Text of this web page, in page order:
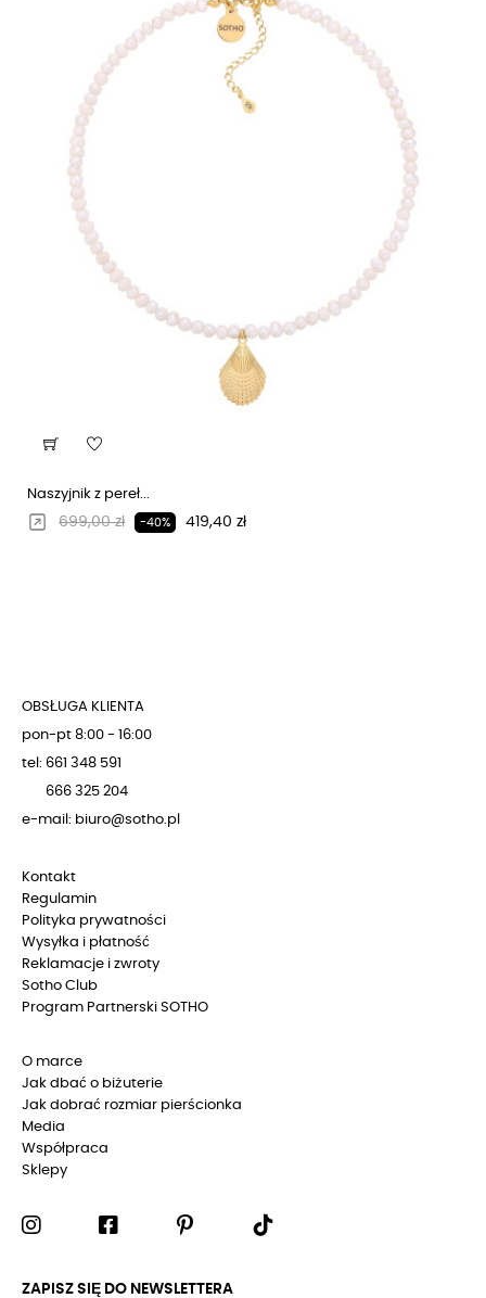
Naszyjnik z pereł...
Regularna cena
699,00 zł -40% Cena
419,40 zł
OBSŁUGA KLIENTA
pon-pt 8:00 - 16:00
tel: 661 348 591
666 325 204
e-mail: biuro@sotho.pl
Kontakt
Regulamin
Polityka prywatności
Wysyłka i płatność
Reklamacje i zwroty
Sotho Club
Program Partnerski SOTHO
O marce
Jak dbać o biżuterie
Jak dobrać rozmiar pierścionka
Media
Współpraca
Sklepy
ZAPISZ SIĘ DO NEWSLETTERA